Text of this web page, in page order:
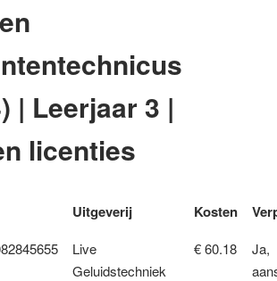
| Leerjaar 3 |
licenties
Uitgeverij Kosten
Live
Geluidstechniek
€ 60.18
Ja,